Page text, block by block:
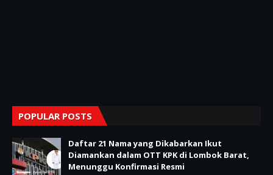
POPULAR POSTS
Daftar 21 Nama yang Dikabarkan Ikut
Diamankan dalam OTT KPK di Lombok Barat,
Menunggu Konfirmasi Resmi